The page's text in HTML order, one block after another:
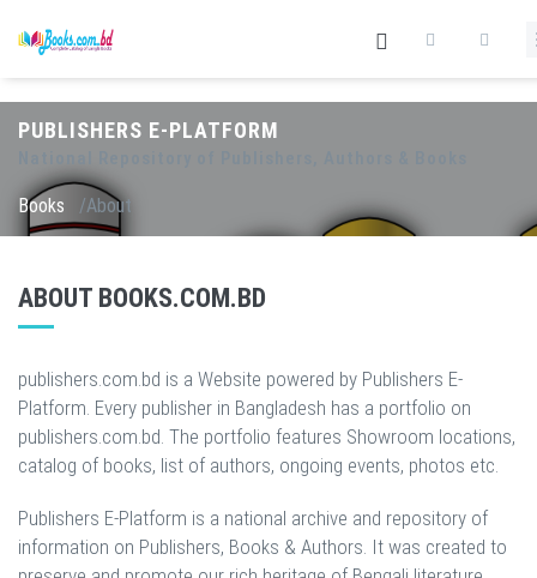
PUBLISHERS E-PLATFORM
Books /About
ABOUT BOOKS.COM.BD
publishers.com.bd is a Website powered by Publishers E-
Platform. Every publisher in Bangladesh has a portfolio on
publishers.com.bd. The portfolio features Showroom locations,
catalog of books, list of authors, ongoing events, photos etc.
Publishers E-Platform is a national archive and repository of
information on Publishers, Books & Authors. It was created to